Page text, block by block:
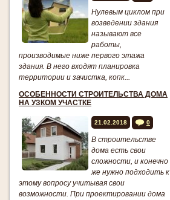
Нулевым циклом при
возведении здания
называют все
работы,
производимые ниже первого этажа
здания. В него входят планировка
территории и зачистка, копк...
ОСОБЕННОСТИ СТРОИТЕЛЬСТВА ДОМА
НА УЗКОМ УЧАСТКЕ
21.02.2018 0
В строительстве
дома есть свои
сложности, и конечно
же нужно подходить к
этому вопросу учитывая свои
возможности. При проектировании дома